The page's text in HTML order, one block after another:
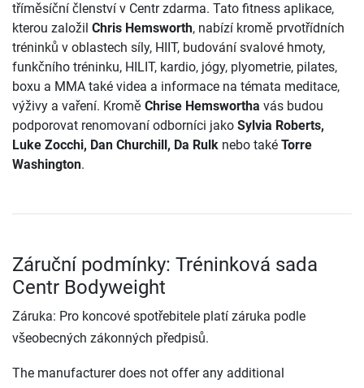
tříměsíční členství v Centr zdarma. Tato fitness aplikace,
kterou založil Chris Hemsworth, nabízí kromě prvotřídních
tréninků v oblastech síly, HIIT, budování svalové hmoty,
funkčního tréninku, HILIT, kardio, jógy, plyometrie, pilates,
boxu a MMA také videa a informace na témata meditace,
výživy a vaření. Kromě Chrise Hemswortha vás budou
podporovat renomovaní odborníci jako Sylvia Roberts,
Luke Zocchi, Dan Churchill, Da Rulk nebo také Torre
Washington.
Záruční podmínky: Tréninková sada
Centr Bodyweight
Záruka: Pro koncové spotřebitele platí záruka podle
všeobecných zákonných předpisů.
The manufacturer does not offer any additional